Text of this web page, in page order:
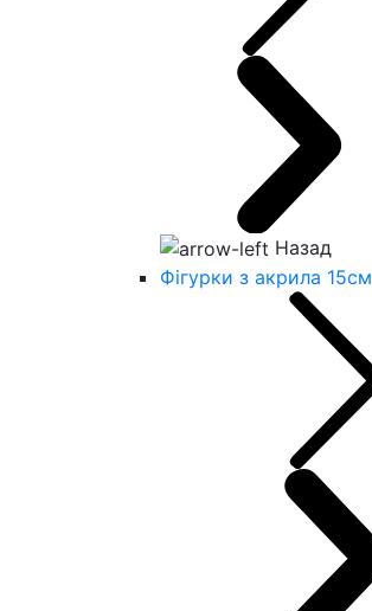
Назад
Фігурки з акрила 15см